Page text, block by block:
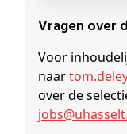
Vragen
Voor
naartom
over de
jobs@uhasselt